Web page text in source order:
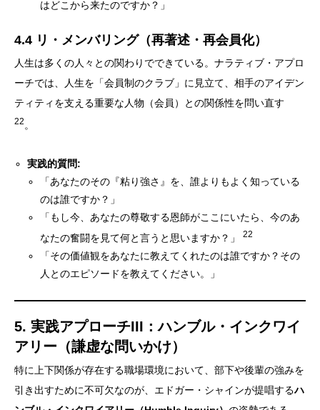
はどこから来たのですか？」
4.4 リ・メンバリング（再著述・再会員化）
人生は多くの人々との関わりでできている。ナラティブ・アプロ
ーチでは、人生を「会員制のクラブ」に見立て、相手のアイデン
ティティを支える重要な人物（会員）との関係性を問い直す
22 。
実践的質問:
「あなたのその『粘り強さ』を、誰よりもよく知っている
のは誰ですか？」
「もし今、あなたの尊敬する恩師がここにいたら、今のあ
なたの奮闘を見て何と言うと思いますか？」22
「その価値観をあなたに教えてくれたのは誰ですか？その
人とのエピソードを教えてください。」
5. 実践アプローチIII：ハンブル・インクワイ
アリー（謙虚な問いかけ）
特に上下関係が存在する職場環境において、部下や後輩の強みを
引き出すために不可欠なのが、エドガー・シャインが提唱するハ